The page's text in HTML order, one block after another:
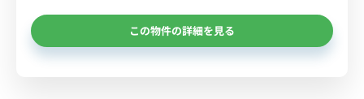
この物件の詳細を見る